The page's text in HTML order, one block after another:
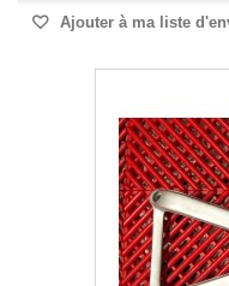
Ajouter à ma liste